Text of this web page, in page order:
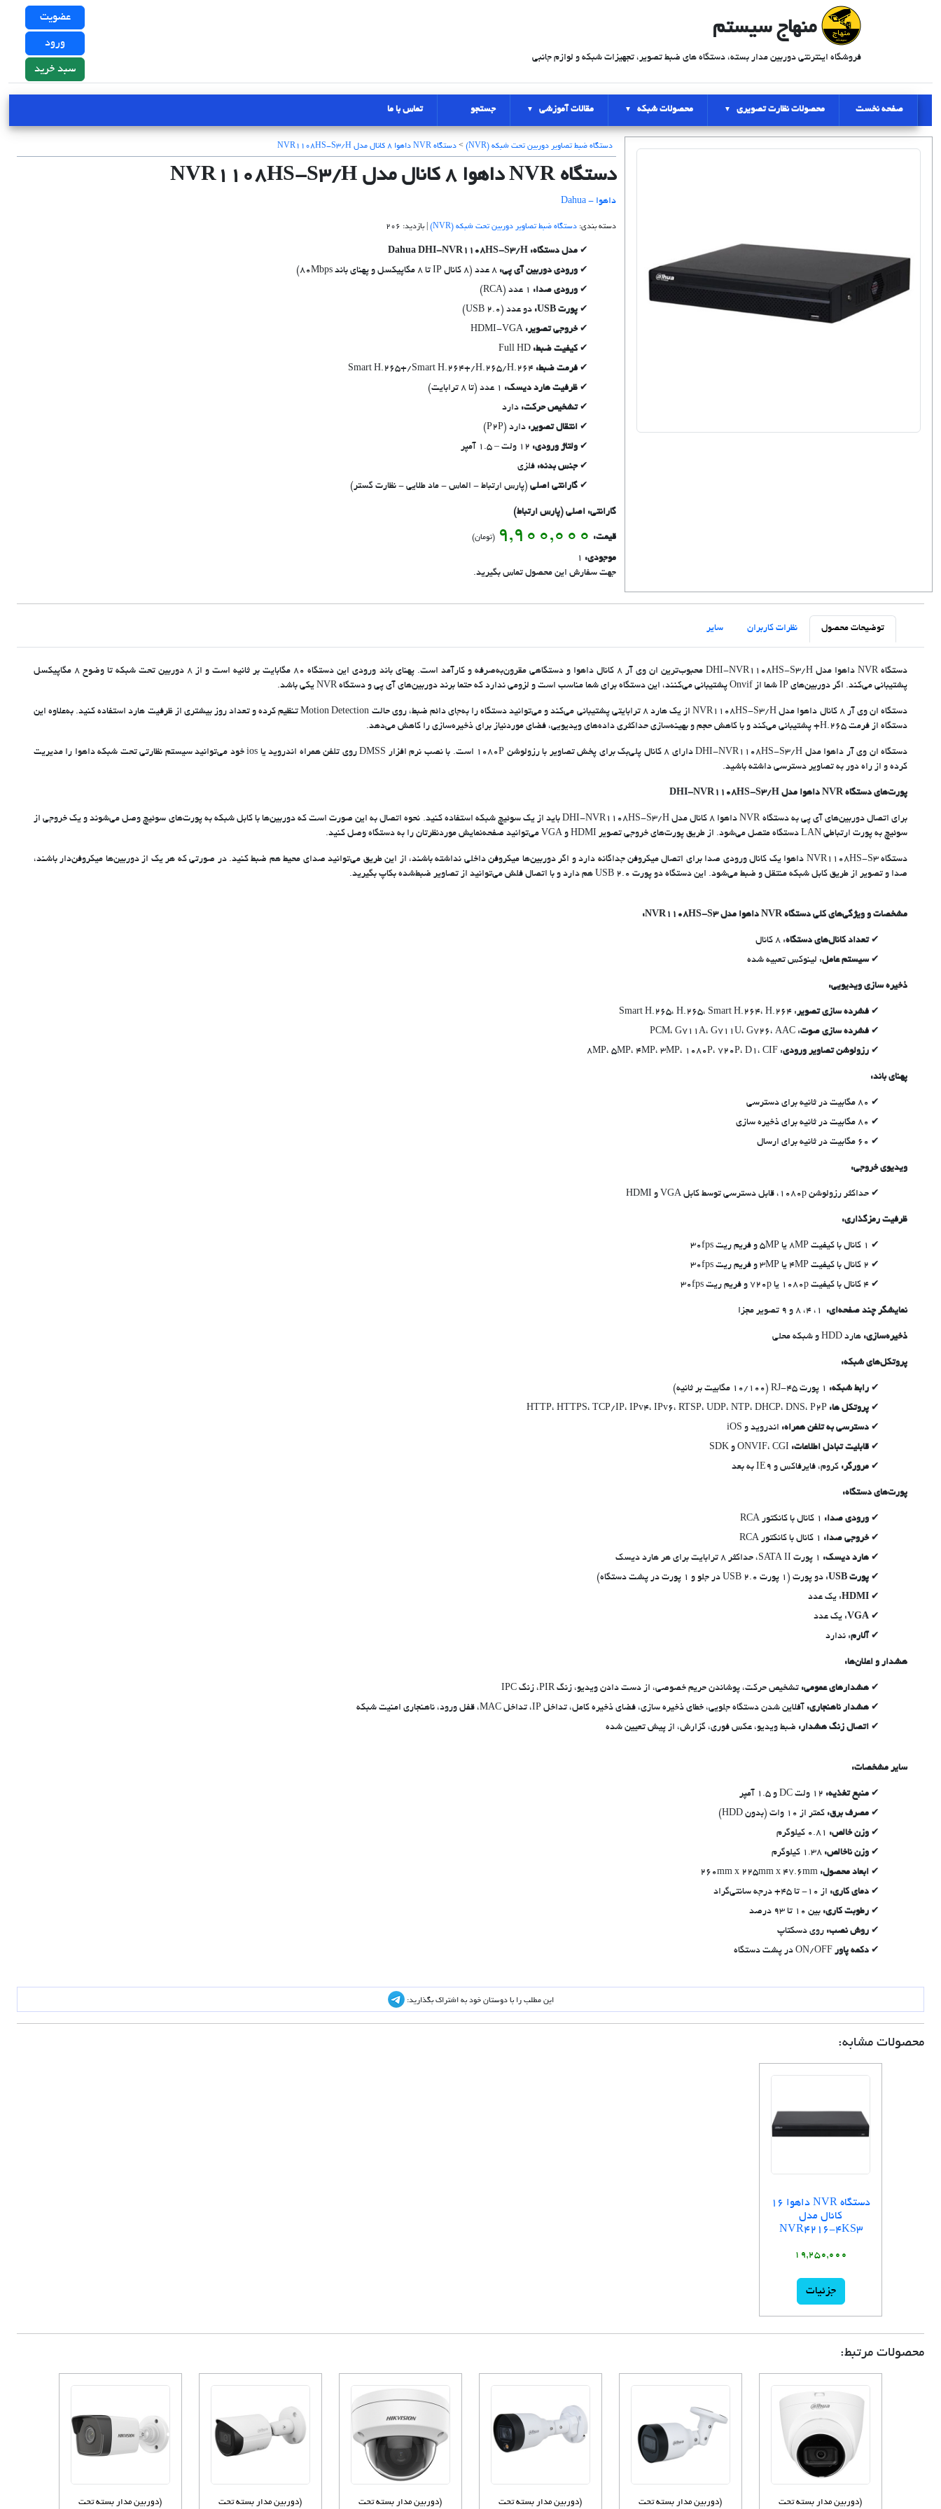
منهاج سیستم
عضویت
ورود
سبد خرید
فروشگاه اینترنتی دوربین مدار بسته، دستگاه های ضبط تصویر، تجهیزات شبکه و لوازم جانبی
صفحه نخست محصولات نظارت تصویری محصولات شبکه مقالات آموزشی جستجو تماس با ما
دستگاه ضبط تصاویر دوربین تحت شبکه (NVR) > دستگاه NVR داهوا 8 کانال مدل NVR1108HS-S3/H
دستگاه NVR داهوا 8 کانال مدل NVR1108HS-S3/H
داهوا - Dahua
دسته بندی: دستگاه ضبط تصاویر دوربین تحت شبکه (NVR) | بازدید: 206
مدل دستگاه: Dahua DHI-NVR1108HS-S3/H
ورودی دوربین آی پی:
ورودی صدا:
پورت USB:
دو عدد (USB 2.0)
خروجی تصویر:
کیفیت ضبط:
فرمت ضبط: Smart H.265+/Smart H.264+/H.265/H.264
ظرفیت هارد دیسک:
تشخیص حرکت: دارد
انتقال تصویر: دارد (P2P)
ولتاژ ورودی: 12 ولت – 1.5 آمپر
جنس بدنه: فلزی
گارانتی اصلی (پارس ارتباط - الماس - ماد طلایی - نظارت گستر)
گارانتی: اصلی (پارس ارتباط)
قیمت: 9,900,000 (تومان)
موجودی:
جهت سفارش این محصول تماس بگیرید.
توضیحات محصول نظرات کاربران سایر
دستگاه NVR داهوا مدل DHI-NVR1108HS-S3/H محبوب‌ترین ان وی آر ۸ کانال داهوا و دستگاهی مقرون‌به‌صرفه و کارآمد است. پهنای باند ورودی این دستگاه ۸۰ مگابایت بر ثانیه است و از ۸ دوربین تحت شبکه تا وضوح ۸ مگاپیکسل
پشتیبانی می‌کند. اگر دوربین‌های IP شما از Onvif پشتیبانی می‌کنند، این دستگاه برای شما مناسب است و لزومی ندارد که حتما برند دوربین‌های آی پی و دستگاه NVR یکی باشد.
دستگاه ان وی آر ۸ کانال داهوا مدل NVR1108HS-S3/H از یک هارد ۸ ترابایتی پشتیبانی می‌کند و می‌توانید دستگاه را به‌جای دائم ضبط، روی حالت Motion Detection تنظیم کرده و تعداد روز بیشتری از ظرفیت هارد استفاده کنید. به‌علاوه این
دستگاه از فرمت H.265+ پشتیبانی می‌کند و با کاهش حجم و بهینه‌سازی حداکثری داده‌های ویدیویی، فضای مورد‌نیاز برای ذخیره‌سازی را کاهش می‌دهد.
دستگاه ان وی آر داهوا مدل DHI-NVR1108HS-S3/H دارای ۸ کانال پلی‌بک برای پخش تصاویر با رزولوشن 1080P است. با نصب نرم افزار DMSS روی تلفن همراه اندروید یا ios خود می‌توانید سیستم نظارتی تحت شبکه داهوا را مدیریت
کرده و از راه دور به تصاویر دسترسی داشته باشید.
پورت‌های دستگاه NVR داهوا مدل DHI-NVR1108HS-S3/H
برای اتصال دوربین‌های آی پی به دستگاه NVR داهوا ۸ کانال مدل DHI-NVR1108HS-S3/H باید از یک سوئیچ شبکه استفاده کنید. نحوه اتصال به این صورت است که دوربین‌ها با کابل شبکه به پورت‌های سوئیچ وصل می‌شوند و یک خروجی از
سوئیچ به پورت ارتباطی LAN دستگاه متصل می‌شود. از طریق پورت‌های خروجی تصویر HDMI و VGA می‌توانید صفحه‌نمایش موردنظرتان را به دستگاه وصل کنید.
دستگاه NVR1108HS-S3 داهوا یک کانال ورودی صدا برای اتصال میکروفن جداگانه دارد و اگر دوربین‌ها میکروفن داخلی نداشته باشند، از این طریق می‌توانید صدای محیط هم ضبط کنید. در صورتی که هر یک از دوربین‌ها میکروفن‌دار باشند،
صدا و تصویر از طریق کابل شبکه منتقل و ضبط می‌شود. این دستگاه دو پورت USB 2.0 هم دارد و با اتصال فلش می‌توانید از تصاویر ضبط‌شده بکاپ بگیرید.
مشخصات و ویژگی‌های کلی دستگاه NVR داهوا مدل NVR1108HS-S3:
تعداد کانال‌های دستگاه: 8 کانال
سیستم عامل: لینوکس تعبیه شده
ذخیره سازی ویدیویی:
فشرده سازی تصویر: Smart H.265، H.265، Smart H.264، H.264
فشرده سازی صوت: PCM، G711A، G711U، G726، AAC
رزولوشن تصاویر ورودی: 8MP، 5MP، 4MP، 3MP، 1080P، 720P، D1، CIF
پهنای باند:
80 مگابیت در ثانیه برای دسترسی
80 مگابیت در ثانیه برای ذخیره سازی
60 مگابیت در ثانیه برای ارسال
ویدیوی خروجی:
حداکثر رزولوشن 1080p، قابل دسترسی توسط کابل VGA و HDMI
ظرفیت رمزگذاری:
1 کانال با کیفیت 8MP یا 5MP و فریم ریت 30fps
2 کانال با کیفیت 4MP یا 3MP و فریم ریت 30fps
4 کانال با کیفیت 1080p یا 720p و فریم ریت 30fps
نمایشگر چند صفحه‌ای:
ذخیره‌سازی: هارد HDD و شبکه محلی
پروتکل‌های شبکه:
رابط شبکه:
پروتکل ها:
دسترسی به تلفن همراه: اندروید و iOS
قابلیت تبادل اطلاعات:
مرورگر: کروم، فایرفاکس و IE9 به بعد
پورت‌های دستگاه:
ورودی صدا:
خروجی صدا:
هارد دیسک:
پورت USB
: دو پورت (1 پورت USB 2.0 در جلو و 1 پورت در پشت دستگاه)
HDMI: یک عدد
VGA : یک عدد
آلارم: ندارد
هشدار و اعلان‌ها:
هشدارهای عمومی: تشخیص حرکت، پوشاندن حریم خصوصی، از دست دادن ویدیو، زنگ PIR، زنگ IPC
هشدار ناهنجاری: آفلاین شدن دستگاه جلویی، خطای ذخیره سازی، فضای ذخیره کامل، تداخل IP، تداخل MAC، قفل ورود، ناهنجاری امنیت شبکه
اتصال زنگ هشدار: ضبط ویدیو، عکس فوری، گزارش، از پیش تعیین شده
سایر مشخصات:
منبع تغذیه:
مصرف برق: کمتر از 10 وات (بدون HDD)
وزن خالص:
وزن ناخالص:
ابعاد محصول:
دمای کاری: از 10- تا 45+ درجه سانتی‌گراد
رطوبت کاری: بین 10 تا 93 درصد
روش نصب: روی دسکتاپ
دکمه پاور
این مطلب را با دوستان خود به اشتراک بگذارید:
محصولات مشابه:
دستگاه NVR داهوا 16
کانال مدل
NVR4216-4KS3
19,250,000
جزئیات
محصولات مرتبط:
(دوربین مدار بسته تحت (دوربین مدار بسته تحت (دوربین مدار بسته تحت (دوربین مدار بسته تحت (دوربین مدار بسته تحت (دوربین مدار بسته تحت